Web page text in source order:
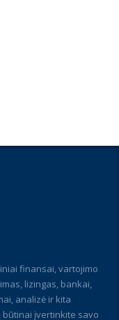
finansai, vartojimo
lizingas, bankai,
analizė ir kita
būtinai įvertinkite savo